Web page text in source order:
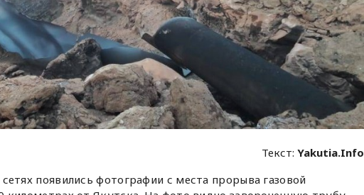
Текст:Yakutia.Info
появились фотографии с места прорыва газовой